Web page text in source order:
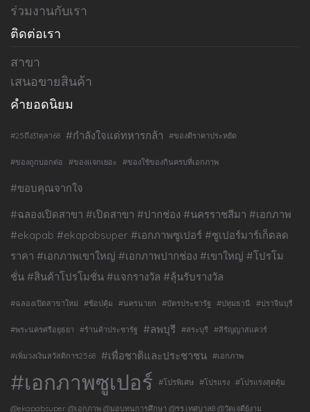
ร่วมงานกับเรา
ติดต่อเรา
สาขา
เสนอขายสินค้า
คำยอดนิยม
#25ถึง31ตุลา68 #กำลังใจแด่ทหารกล้า #ของดีราคาประหยัด
#ของถูกบอกต่อ #ของแจกเยอะ #ของใช้ของกินครบที่เอกภาพ
#ขอบคุณจากใจ
#ฉลองเปิดสาขา #เปิดสาขา #ปากช่อง #นครราชสีมา #เอกภาพ
#ekapab #ekapabsuper #เอกภาพซูเปอร์ #ซูเปอร์มาร์เก็ตลด
ราคา #เอกภาพเขาใหญ่ #เอกภาพปากช่อง #เขาใหญ่ #โปรโม
ชั่น #สินค้าโปรโมชั่น #แจกรางวัล #ลุ้นรับรางวัล
#ฉลองเปิดสาขาใหม่ #ช้อปคุ้ม #นครนายก #บัตรประชารัฐ #ปทุมธานี #ปราจีนบุรี
#พระนครศรีอยุธยา #ร้านค้าประชารัฐ #ลพบุรี #สระบุรี #สิรัญญาสแควร์
#เพิ่มวงเงินสวัสดิการ2568 #เพื่อชาติและประชาชน #เอกภาพ
#เอกภาพซูเปอร์ #โปรพิเศษ #โปรแรง #โปรแรงสุดคุ้ม
@ekapabsuper @เอกภาพ @มอบทุนการศึกษา @รร.เทศบาล8 @วัดเจดีย์งาม